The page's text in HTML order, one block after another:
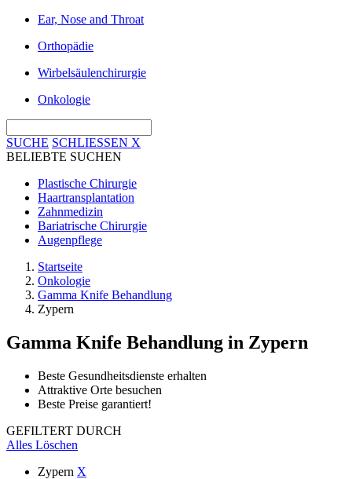
Ear, Nose and Throat
Orthopädie
Wirbelsäulenchirurgie
Onkologie
SUCHE SCHLIESSEN X
BELIEBTE SUCHEN
Plastische Chirurgie
Haartransplantation
Zahnmedizin
Bariatrische Chirurgie
Augenpflege
Startseite
Onkologie
Gamma Knife Behandlung
Zypern
Gamma Knife Behandlung in Zypern
Beste Gesundheitsdienste erhalten
Attraktive Orte besuchen
Beste Preise garantiert!
GEFILTERT DURCH
Alles Löschen
Zypern X